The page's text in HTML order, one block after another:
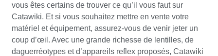
vous êtes certains de trouver ce qu’il vous faut sur
Catawiki. Et si vous souhaitez mettre en vente votre
matériel et équipement, assurez-vous de venir jeter un
coup d’œil. Avec une grande richesse de lentilles, de
daguerréotypes et d’appareils reflex proposés, Catawiki